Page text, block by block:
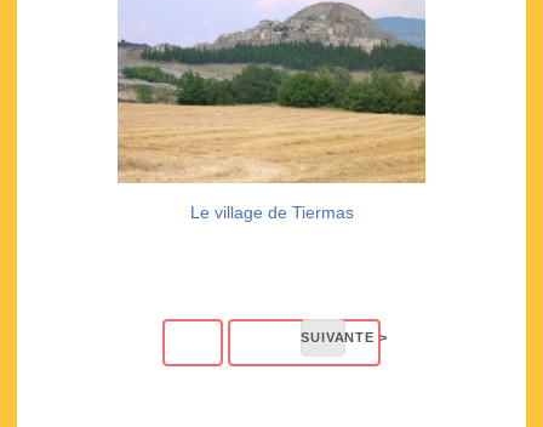
Le village de Tiermas